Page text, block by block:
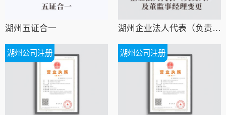
湖州五证合一 湖州企业法人代表（负责人）及董监事经理变更
湖州公司注册 湖州公司注册